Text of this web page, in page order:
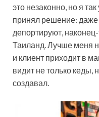
это незаконно, но я
принял решение: даже
депортируют,
Таиланд. Лучше меня
и клиент приходит в
видит не только кеды,
создавал.